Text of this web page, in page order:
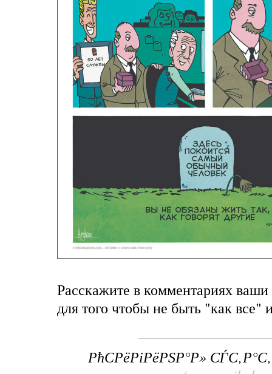
Расскажите в комментариях
для того чтобы не быть "как все"
РћСРёРіРёРЅР°Р»